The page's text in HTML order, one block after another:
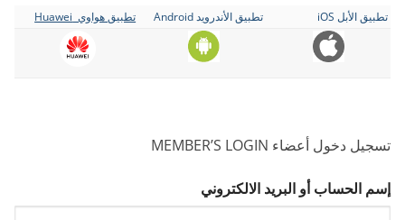
تطبيق الأبل iOS تطبيق الأندرويد Android تطبيق هواوي Huawei
تسجيل دخول أعضاء MEMBER’S LOGIN
إسم الحساب أو البريد الالكتروني